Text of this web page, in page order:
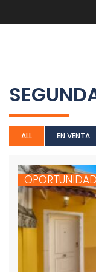
ALL EN VENTA
OPORTUNIDAD